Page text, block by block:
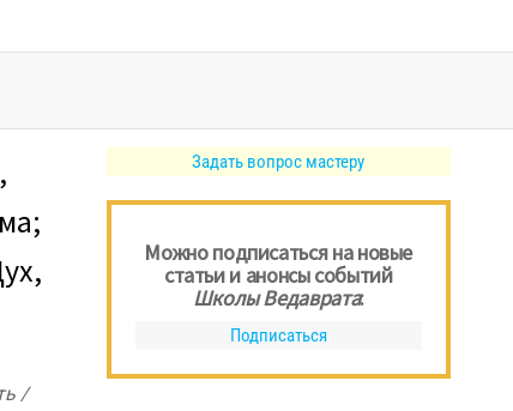
/
Задать вопрос мастеру
Можно подписаться на новые
статьи и анонсы событий
Школы Ведаврата:
Подписаться